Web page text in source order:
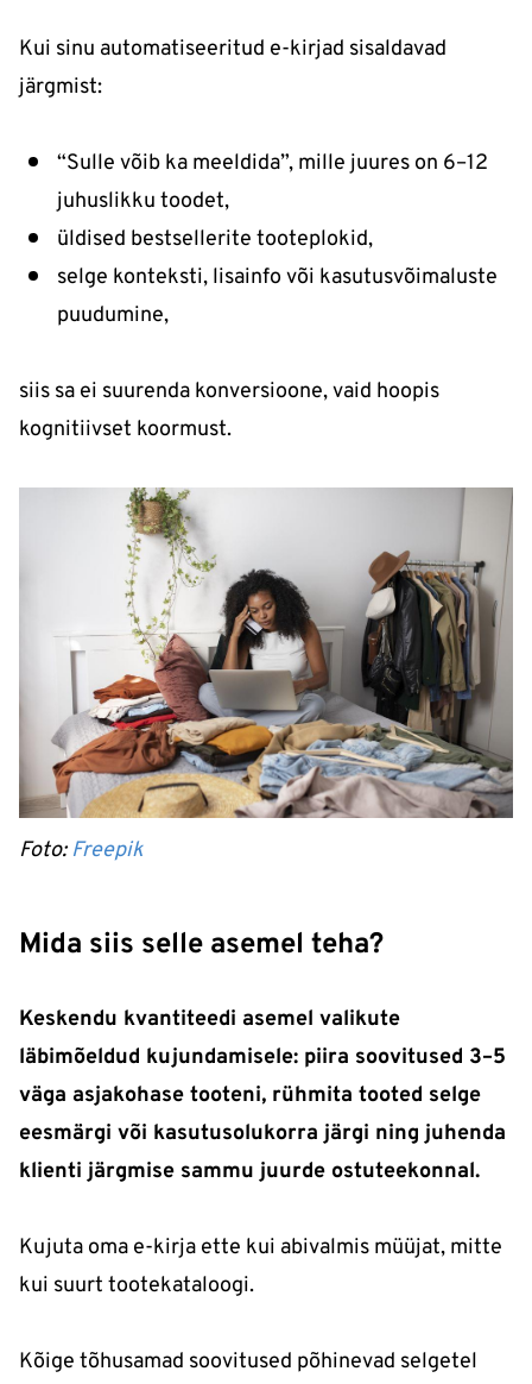
Kui sinu automatiseeritud e-kirjad sisaldavad
järgmist:
“Sulle võib ka meeldida”, mille juures on 6–12
juhuslikku toodet,
üldised bestsellerite tooteplokid,
selge konteksti, lisainfo või kasutusvõimaluste
puudumine,
siis sa ei suurenda konversioone, vaid hoopis
kognitiivset koormust.
Foto:Freepik
Mida siis selle asemel teha?
Keskendu kvantiteedi asemel valikute
läbimõeldud kujundamisele: piira soovitused 3–5
väga asjakohase tooteni, rühmita tooted selge
eesmärgi või kasutusolukorra järgi ning juhenda
klienti järgmise sammu juurde ostuteekonnal.
Kujuta oma e-kirja ette kui abivalmis müüjat, mitte
kui suurt tootekataloogi.
Kõige tõhusamad soovitused põhinevad selgetel